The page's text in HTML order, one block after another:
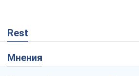
Rest
Мнения